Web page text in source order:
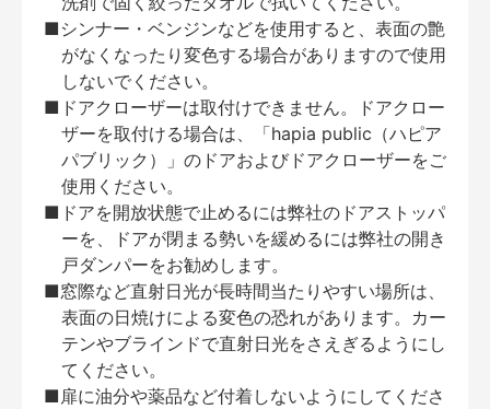
■シンナー・ベンジンなどを使用すると、表面の艶
がなくなったり変色する場合がありますので使用
しないでください。
■ドアクローザーは取付けできません。ドアクロー
ザーを取付ける場合は、「hapia public（ハピア
パブリック）」のドアおよびドアクローザーをご
使用ください。
■ドアを開放状態で止めるには弊社のドアストッパ
ーを、ドアが閉まる勢いを緩めるには弊社の開き
戸ダンパーをお勧めします。
■窓際など直射日光が長時間当たりやすい場所は、
表面の日焼けによる変色の恐れがあります。カー
テンやブラインドで直射日光をさえぎるようにし
てください。
■扉に油分や薬品など付着しないようにしてくださ